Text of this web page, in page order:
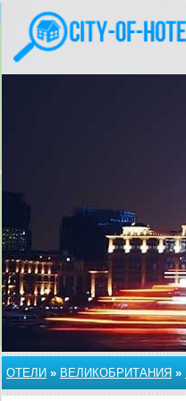
ОТЕЛИ » ВЕЛИКОБРИТАНИЯ »